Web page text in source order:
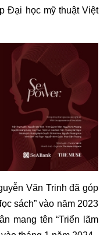
Đại học mỹ thuật Việt
Văn Trinh đã góp
sách” vào năm 2023
mang tên “Triển lãm